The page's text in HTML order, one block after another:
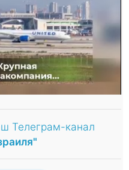
Телеграм-канал